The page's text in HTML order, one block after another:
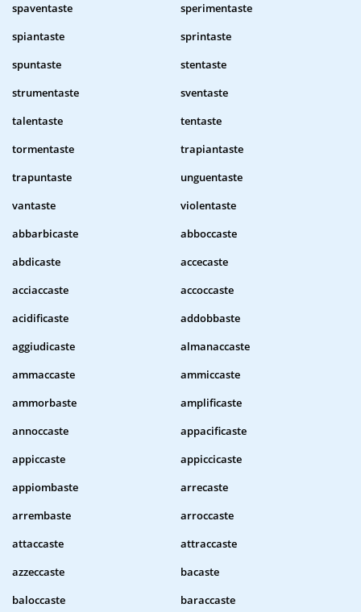
spaventaste
sperimentaste
spiantaste
sprintaste
spuntaste
stentaste
strumentaste
sventaste
talentaste
tentaste
tormentaste
trapiantaste
trapuntaste
unguentaste
vantaste
violentaste
abbarbicaste
abboccaste
abdicaste
accecaste
acciaccaste
accoccaste
acidificaste
addobbaste
aggiudicaste
almanaccaste
ammaccaste
ammiccaste
ammorbaste
amplificaste
annoccaste
appacificaste
appiccaste
appiccicaste
appiombaste
arrecaste
arrembaste
arroccaste
attaccaste
attraccaste
azzeccaste
bacaste
baloccaste
baraccaste